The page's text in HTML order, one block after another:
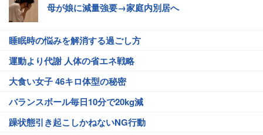
母が娘に減量強要→家庭内別居へ
睡眠時の悩みを解消する過ごし方
運動より代謝 人体の省エネ戦略
大食い女子 46キロ体型の秘密
バランスボール毎日10分で20kg減
躁状態引き起こしかねないNG行動